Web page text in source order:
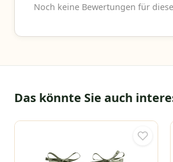
Noch keine Bewertungen für
Das könnte Sie auch